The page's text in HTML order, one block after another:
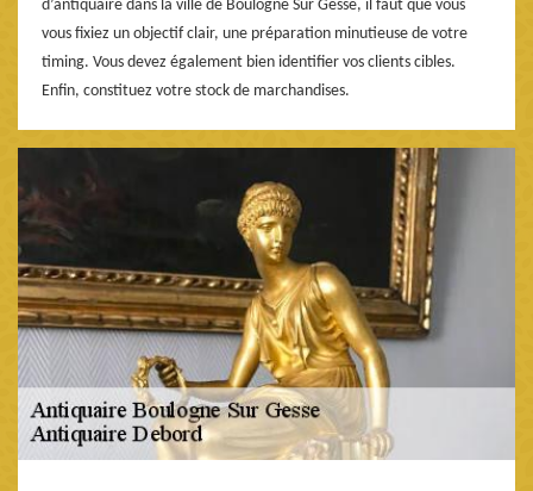
d’antiquaire dans la ville de Boulogne Sur Gesse, il faut que vous
vous fixiez un objectif clair, une préparation minutieuse de votre
timing. Vous devez également bien identifier vos clients cibles.
Enfin, constituez votre stock de marchandises.